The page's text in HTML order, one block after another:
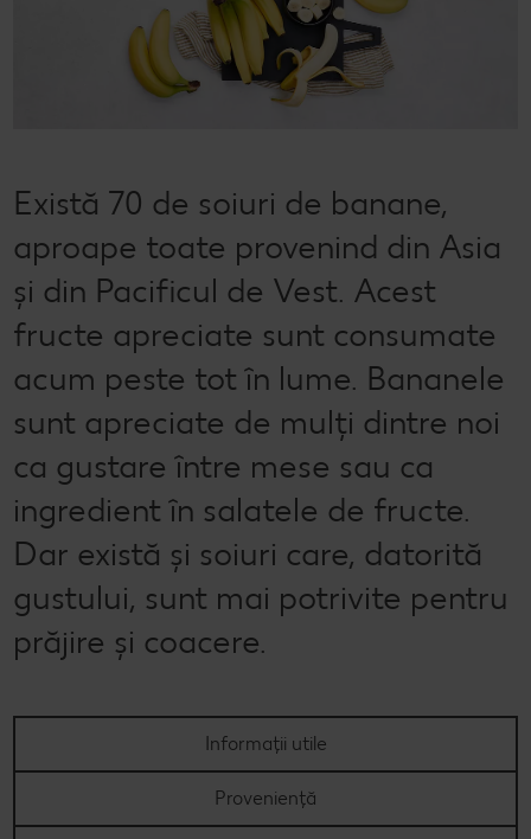
Dicționar de alimente
Valorile noastre
Rețete de mic dejun vegan
Rețete de prăjituri
Sustenabilitate
Concursuri
Marcă proprie Kaufland - și calitate și preț mic
Semințele de pepene verde
Bucuria de a găti
Există 70 de soiuri de banane,
aproape toate provenind din Asia
și din Pacificul de Vest. Acest
fructe apreciate sunt consumate
acum peste tot în lume. Bananele
sunt apreciate de mulți dintre noi
ca gustare între mese sau ca
ingredient în salatele de fructe.
Dar există și soiuri care, datorită
gustului, sunt mai potrivite pentru
prăjire și coacere.
Informații utile
Proveniență